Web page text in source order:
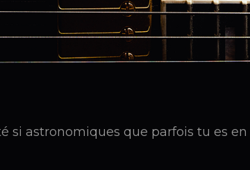
si astronomiques que parfois tu es en